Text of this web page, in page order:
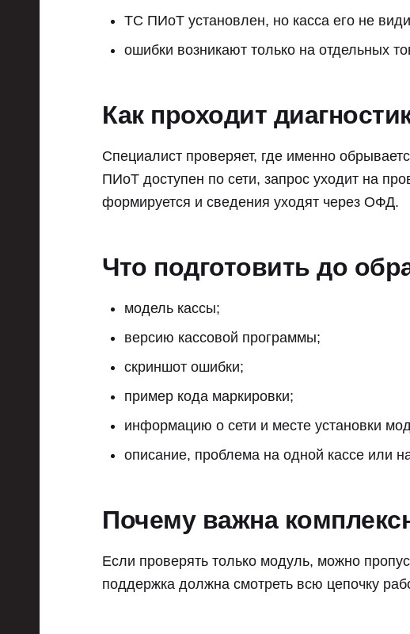
ТС ПИоТ установлен, но касса его не
ошибки возникают только на отдельных
Как проходит
Специалист проверяет, где именно
ПИоТ доступен по сети, запрос уходит на
формируется и сведения уходят через ОФД.
Что подготовить до
модель кассы;
версию кассовой программы;
скриншот ошибки;
пример кода маркировки;
информацию о сети и месте установки
описание, проблема на одной кассе или
Почему важна
Если проверять только модуль, можно
поддержка должна смотреть всю цепочку